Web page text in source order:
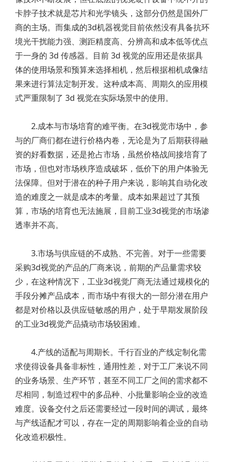
卡脖子技术就是芯片和光学镜头，这部分仍然是国外厂
商的主场。而集成的3d机器视觉目前依然没有具备抗环
境光干扰能力强、测距精度高、分辨高和成本低等优点
于一身的 3d 传感器。目前 3d 视觉的应用还是依据具
体的使用场景和预算来选择相机，然后根据相机成像结
果来进行算法定制开发。这种成本高、周期久的应用模
式严重限制了 3d 视觉在实际场景中的使用。
2.成本与市场培育的难平衡。在3d视觉市场中，参
与的厂商们都在进行价格内卷，无论是为了后期获得融
资的好看数据，还是抢占市场，虽然价格战间接培育了
市场，但也对市场秩序造成破坏，低价下的用户体验无
法保障。但对于潜在的种子用户来说，影响其自动化改
造的难度之一就是成本的考量。成本如果超过了其预
算，市场的培育也无法施展，目前工业3d视觉的市场渗
透率并不高。
3.市场与供应链的不成熟、不完善。对于一些需要
采购3d视觉的产品的厂商来说，前期的产品量需求较
少，在这种情况下，工业3d视觉厂商无法通过规模化的
手段分摊产品成本，而市场中有很大的一部分潜在用户
都是对价格以及供应链敏感的用户，处于早期发展阶段
的工业3d视觉产品撬动市场较困难。
4.产线的适配与周期长。千行百业的产线定制化需
求使得设备具备非标性，通用性差，对于工厂来说不同
的业务场景、生产环节，甚至不同工厂之间的需求都不
尽相同，制造过程中的多品种、小批量影响企业的改造
难度。设备交付之后还需要经过一段时间的调试，最终
与产线适配才可以，存在一定的周期影响着企业的自动
化改造积极性。